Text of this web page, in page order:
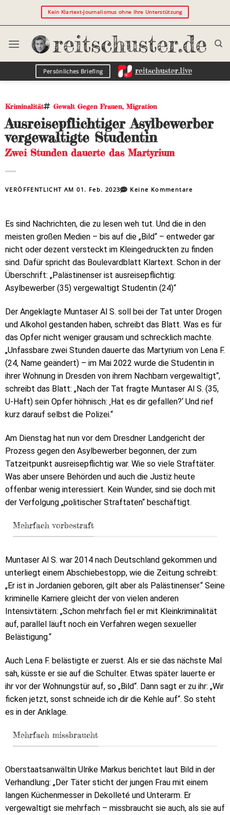
Kein Klartext-Journalismus ohne Ihre Unterstützung
Persönliches Briefing
Kriminalität Gewalt Gegen Frauen, Migration
Ausreisepflichtiger Asylbewerber
vergewaltigte Studentin
Zwei Stunden dauerte das Martyrium
VERÖFFENTLICHT AM01. Feb. 2023 Keine Kommentare
Es sind Nachrichten, die zu lesen weh tut. Und die in den
meisten großen Medien – bis auf die „Bild“ – entweder gar
nicht oder dezent versteckt im Kleingedruckten zu finden
sind. Dafür spricht das Boulevardblatt Klartext. Schon in der
Überschrift: „Palästinenser ist ausreisepflichtig:
Asylbewerber (35) vergewaltigt Studentin (24)“
Der Angeklagte Muntaser Al S. soll bei der Tat unter Drogen
und Alkohol gestanden haben, schreibt das Blatt. Was es für
das Opfer nicht weniger grausam und schrecklich machte.
„Unfassbare zwei Stunden dauerte das Martyrium von Lena F.
(24, Name geändert) – im Mai 2022 wurde die Studentin in
ihrer Wohnung in Dresden von ihrem Nachbarn vergewaltigt“,
schreibt das Blatt: „Nach der Tat fragte Muntaser Al S. (35,
U-Haft) sein Opfer höhnisch: ‚Hat es dir gefallen?‘ Und rief
kurz darauf selbst die Polizei.“
Am Dienstag hat nun vor dem Dresdner Landgericht der
Prozess gegen den Asylbewerber begonnen, der zum
Tatzeitpunkt ausreisepflichtig war. Wie so viele Straftäter.
Was aber unsere Behörden und auch die Justiz heute
offenbar wenig interessiert. Kein Wunder, sind sie doch mit
der Verfolgung „politischer Straftaten“ beschäftigt.
Mehrfach vorbestraft
Muntaser Al S. war 2014 nach Deutschland gekommen und
unterliegt einem Abschiebestopp, wie die Zeitung schreibt:
„Er ist in Jordanien geboren, gilt aber als Palästinenser.“ Seine
kriminelle Karriere gleicht der von vielen anderen
Intensivtätern: „Schon mehrfach fiel er mit Kleinkriminalität
auf, parallel läuft noch ein Verfahren wegen sexueller
Belästigung.“
Auch Lena F. belästigte er zuerst. Als er sie das nächste Mal
sah, küsste er sie auf die Schulter. Etwas später lauerte er
ihr vor der Wohnungstür auf, so „Bild“. Dann sagt er zu ihr: „Wir
ficken jetzt, sonst schneide ich dir die Kehle auf“. So steht
es in der Anklage.
Mehrfach missbraucht
Oberstaatsanwältin Ulrike Markus berichtet laut Bild in der
Verhandlung: „Der Täter sticht der jungen Frau mit einem
langen Küchenmesser in Dekolleté und Unterarm. Er
vergewaltigt sie mehrfach – missbraucht sie auch, als sie auf